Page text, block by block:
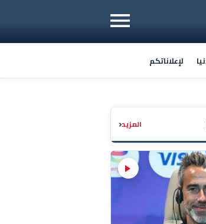
لإعلاناتكم
المزيد‹